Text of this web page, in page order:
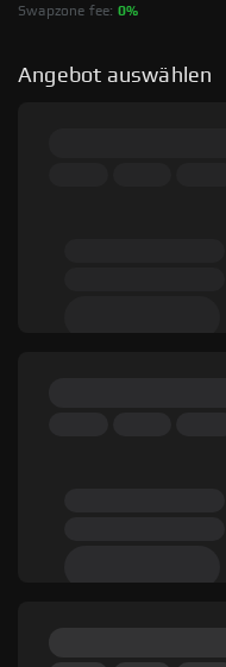
Swapzone fee: 0%
Angebot auswählen